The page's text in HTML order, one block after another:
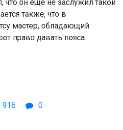
что он еще не заслужил такой
также, что в
мастер, обладающий
право давать пояса.
916 0